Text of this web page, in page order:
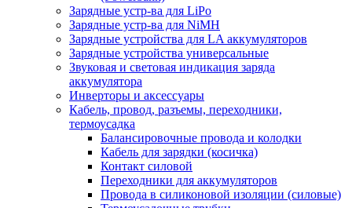
Зарядные устр-ва для LiPo
Зарядные устр-ва для NiMH
Зарядные устройства для LA аккумуляторов
Зарядные устройства универсальные
Звуковая и световая индикация заряда
аккумулятора
Инверторы и аксессуары
Кабель, провод, разъемы, переходники,
термоусадка
Балансировочные провода и колодки
Кабель для зарядки (косичка)
Контакт силовой
Переходники для аккумуляторов
Провода в силиконовой изоляции (силовые)